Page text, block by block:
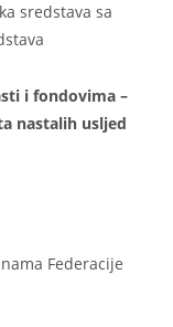
sredstava sa
i fondovima –
nastalih usljed
Federacije